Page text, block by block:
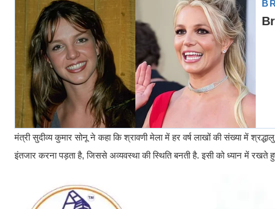
मंत्री सुदीव्य कुमार सोनू ने कहा कि श्रावणी मेला में हर वर्ष लाखों की संख्या में
इंतजार करना पड़ता है, जिससे अव्यवस्था की स्थिति बनती है. इसी को ध्यान में रखते